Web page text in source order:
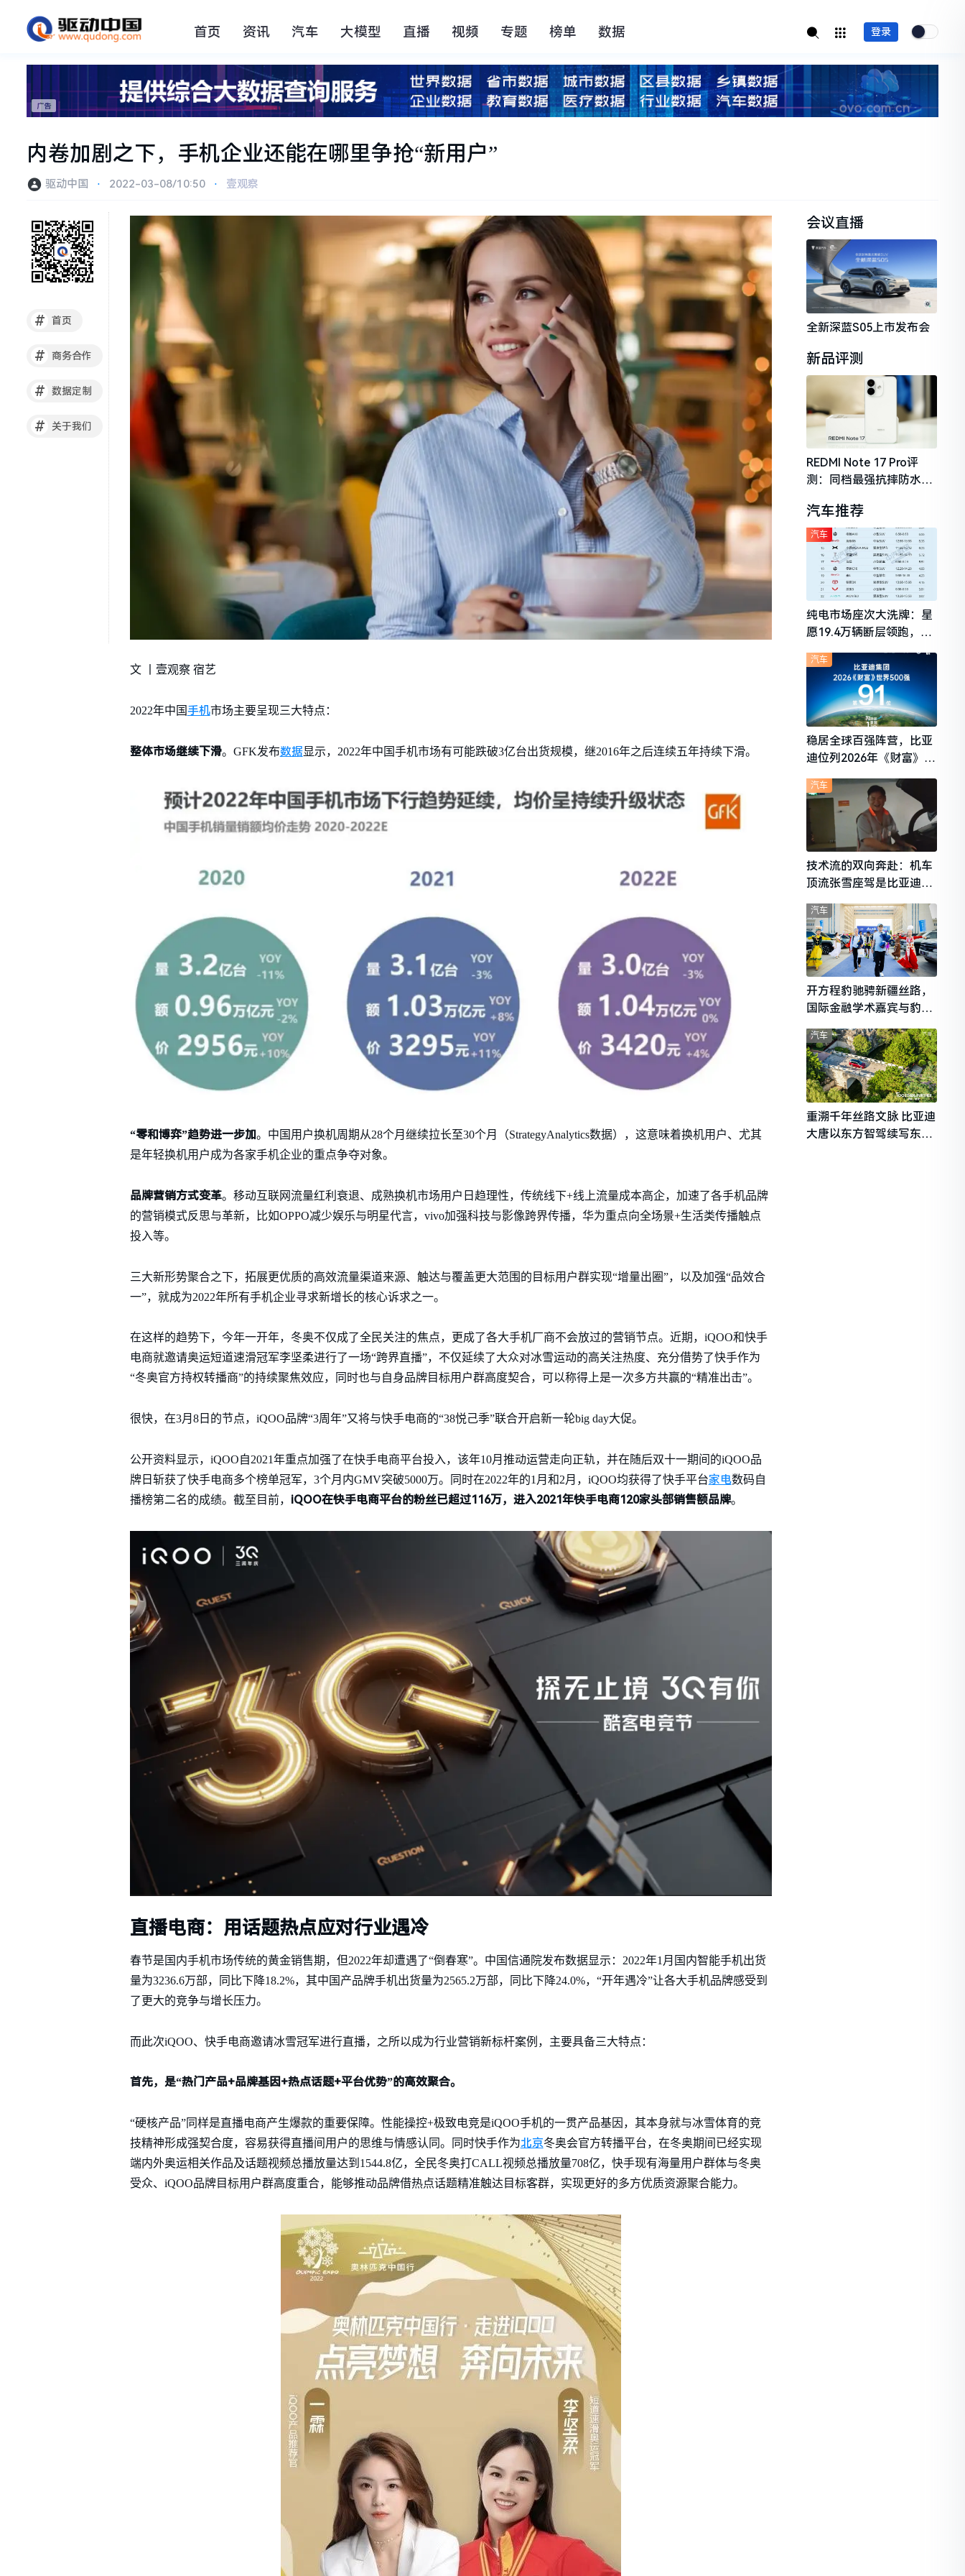
首页 资讯 汽车 大模型 直播 视频 专题 榜单 数据 登录
内卷加剧之下，手机企业还能在哪里争抢“新用户”
驱动中国 ⋅ 2022-03-08/10:50 ⋅ 壹观察
# 首页
# 商务合作
# 数据定制
# 关于我们
文 丨壹观察 宿艺
2022年中国手机市场主要呈现三大特点：
整体市场继续下滑。GFK发布数据显示，2022年中国手机市场有可能跌破3亿台出货规模，继2016年之后连续五年持续下滑。
“零和博弈”趋势进一步加。中国用户换机周期从28个月继续拉长至30个月（StrategyAnalytics数据），这意味着换机用户、尤其
是年轻换机用户成为各家手机企业的重点争夺对象。
品牌营销方式变革。移动互联网流量红利衰退、成熟换机市场用户日趋理性，传统线下+线上流量成本高企，加速了各手机品牌
的营销模式反思与革新，比如OPPO减少娱乐与明星代言，vivo加强科技与影像跨界传播，华为重点向全场景+生活类传播触点
投入等。
三大新形势聚合之下，拓展更优质的高效流量渠道来源、触达与覆盖更大范围的目标用户群实现“增量出圈”，以及加强“品效合
一”，就成为2022年所有手机企业寻求新增长的核心诉求之一。
在这样的趋势下，今年一开年，冬奥不仅成了全民关注的焦点，更成了各大手机厂商不会放过的营销节点。近期，iQOO和快手
电商就邀请奥运短道速滑冠军李坚柔进行了一场“跨界直播”，不仅延续了大众对冰雪运动的高关注热度、充分借势了快手作为
“冬奥官方持权转播商”的持续聚焦效应，同时也与自身品牌目标用户群高度契合，可以称得上是一次多方共赢的“精准出击”。
很快，在3月8日的节点，iQOO品牌“3周年”又将与快手电商的“38悦己季”联合开启新一轮big day大促。
公开资料显示，iQOO自2021年重点加强了在快手电商平台投入，该年10月推动运营走向正轨，并在随后双十一期间的iQOO品
牌日斩获了快手电商多个榜单冠军，3个月内GMV突破5000万。同时在2022年的1月和2月，iQOO均获得了快手平台家电数码自
播榜第二名的成绩。截至目前， iQOO在快手电商平台的粉丝已超过116万，进入2021年快手电商120家头部销售额品牌。
直播电商：用话题热点应对行业遇冷
春节是国内手机市场传统的黄金销售期，但2022年却遭遇了“倒春寒”。中国信通院发布数据显示：2022年1月国内智能手机出货
量为3236.6万部，同比下降18.2%，其中国产品牌手机出货量为2565.2万部，同比下降24.0%，“开年遇冷”让各大手机品牌感受到
了更大的竞争与增长压力。
而此次iQOO、快手电商邀请冰雪冠军进行直播，之所以成为行业营销新标杆案例，主要具备三大特点：
首先，是“热门产品+品牌基因+热点话题+平台优势”的高效聚合。
“硬核产品”同样是直播电商产生爆款的重要保障。性能操控+极致电竞是iQOO手机的一贯产品基因，其本身就与冰雪体育的竞
技精神形成强契合度，容易获得直播间用户的思维与情感认同。同时快手作为北京冬奥会官方转播平台，在冬奥期间已经实现
端内外奥运相关作品及话题视频总播放量达到1544.8亿，全民冬奥打CALL视频总播放量708亿，快手现有海量用户群体与冬奥
受众、iQOO品牌目标用户群高度重合，能够推动品牌借热点话题精准触达目标客群，实现更好的多方优质资源聚合能力。
会议直播
全新深蓝S05上市发布会
新品评测
REDMI Note 17 Pro评
测：同档最强抗摔防水，
守门员
汽车推荐
纯电市场座次大洗牌：星
愿19.4万辆断层领跑，理
想i6成最强黑马
汽车
稳居全球百强阵营，比亚
迪位列2026年《财富》世
汽车
技术流的双向奔赴：机车
顶流张雪座驾是比亚迪秦
L
汽车
开方程豹驰骋新疆丝路，
国际金融学术嘉宾与豹友
共赴山海热爱
汽车
重溯千年丝路文脉 比亚迪
大唐以东方智驾续写东西
汽车